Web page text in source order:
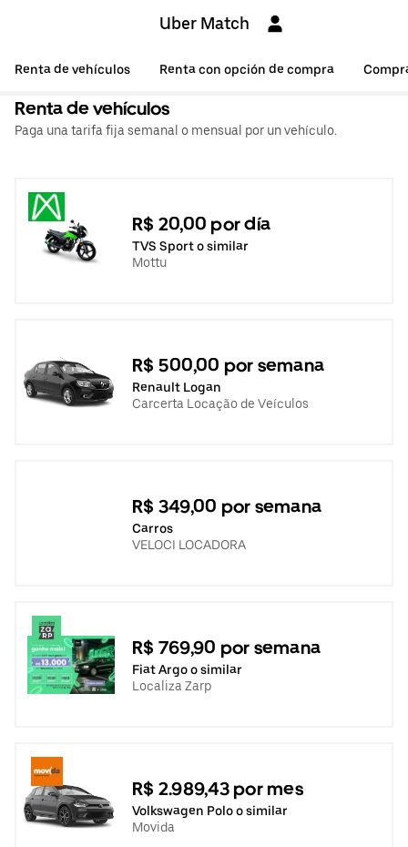
Uber Match
Renta de vehículos Renta con opción de compra
Renta de vehículos
Paga una tarifa fija semanal o mensual por un vehículo.
R$ 20,00 por día
TVS Sport o similar
Mottu
R$ 500,00 por semana
Renault Logan
Carcerta Locação de Veículos
R$ 349,00 por semana
Carros
VELOCI LOCADORA
R$ 769,90 por semana
Fiat Argo o similar
Localiza Zarp
R$ 2.989,43 por mes
Volkswagen Polo o similar
Movida